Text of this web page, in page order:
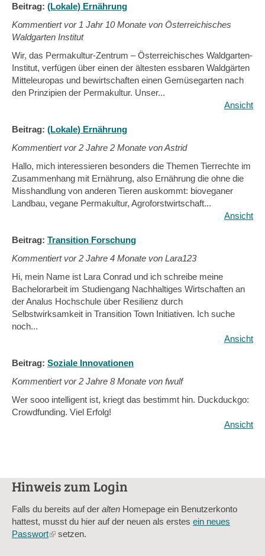
Beitrag: (Lokale) Ernährung
Kommentiert vor 1 Jahr 10 Monate von Österreichisches
Waldgarten Institut
Wir, das Permakultur-Zentrum – Österreichisches Waldgarten-
Institut, verfügen über einen der ältesten essbaren Waldgärten
Mitteleuropas und bewirtschaften einen Gemüsegarten nach
den Prinzipien der Permakultur. Unser...
Ansicht
Beitrag: (Lokale) Ernährung
Kommentiert vor2 Jahre 2 Monate von Astrid
Hallo, mich interessieren besonders die Themen Tierrechte im
Zusammenhang mit Ernährung, also Ernährung die ohne die
Misshandlung von anderen Tieren auskommt: bioveganer
Landbau, vegane Permakultur, Agroforstwirtschaft...
Ansicht
Beitrag: Transition Forschung
Kommentiert vor2 Jahre 4 Monate von Lara123
Hi, mein Name ist Lara Conrad und ich schreibe meine
Bachelorarbeit im Studiengang Nachhaltiges Wirtschaften an
der Analus Hochschule über Resilienz durch
Selbstwirksamkeit in Transition Town Initiativen. Ich suche
noch...
Ansicht
Beitrag: Soziale Innovationen
Kommentiert vor2 Jahre 8 Monate von fwulf
Wer sooo intelligent ist, kriegt das bestimmt hin. Duckduckgo:
Crowdfunding. Viel Erfolg!
Ansicht
Hinweis zum Login
Falls du bereits auf der alten Homepage ein Benutzerkonto
hattest, musst du hier auf der neuen als erstes ein neues
Passwort(linksetzen.